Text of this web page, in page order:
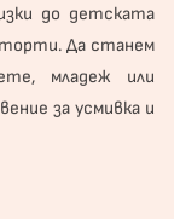
до детската
Да станем
младеж или
за усмивка и